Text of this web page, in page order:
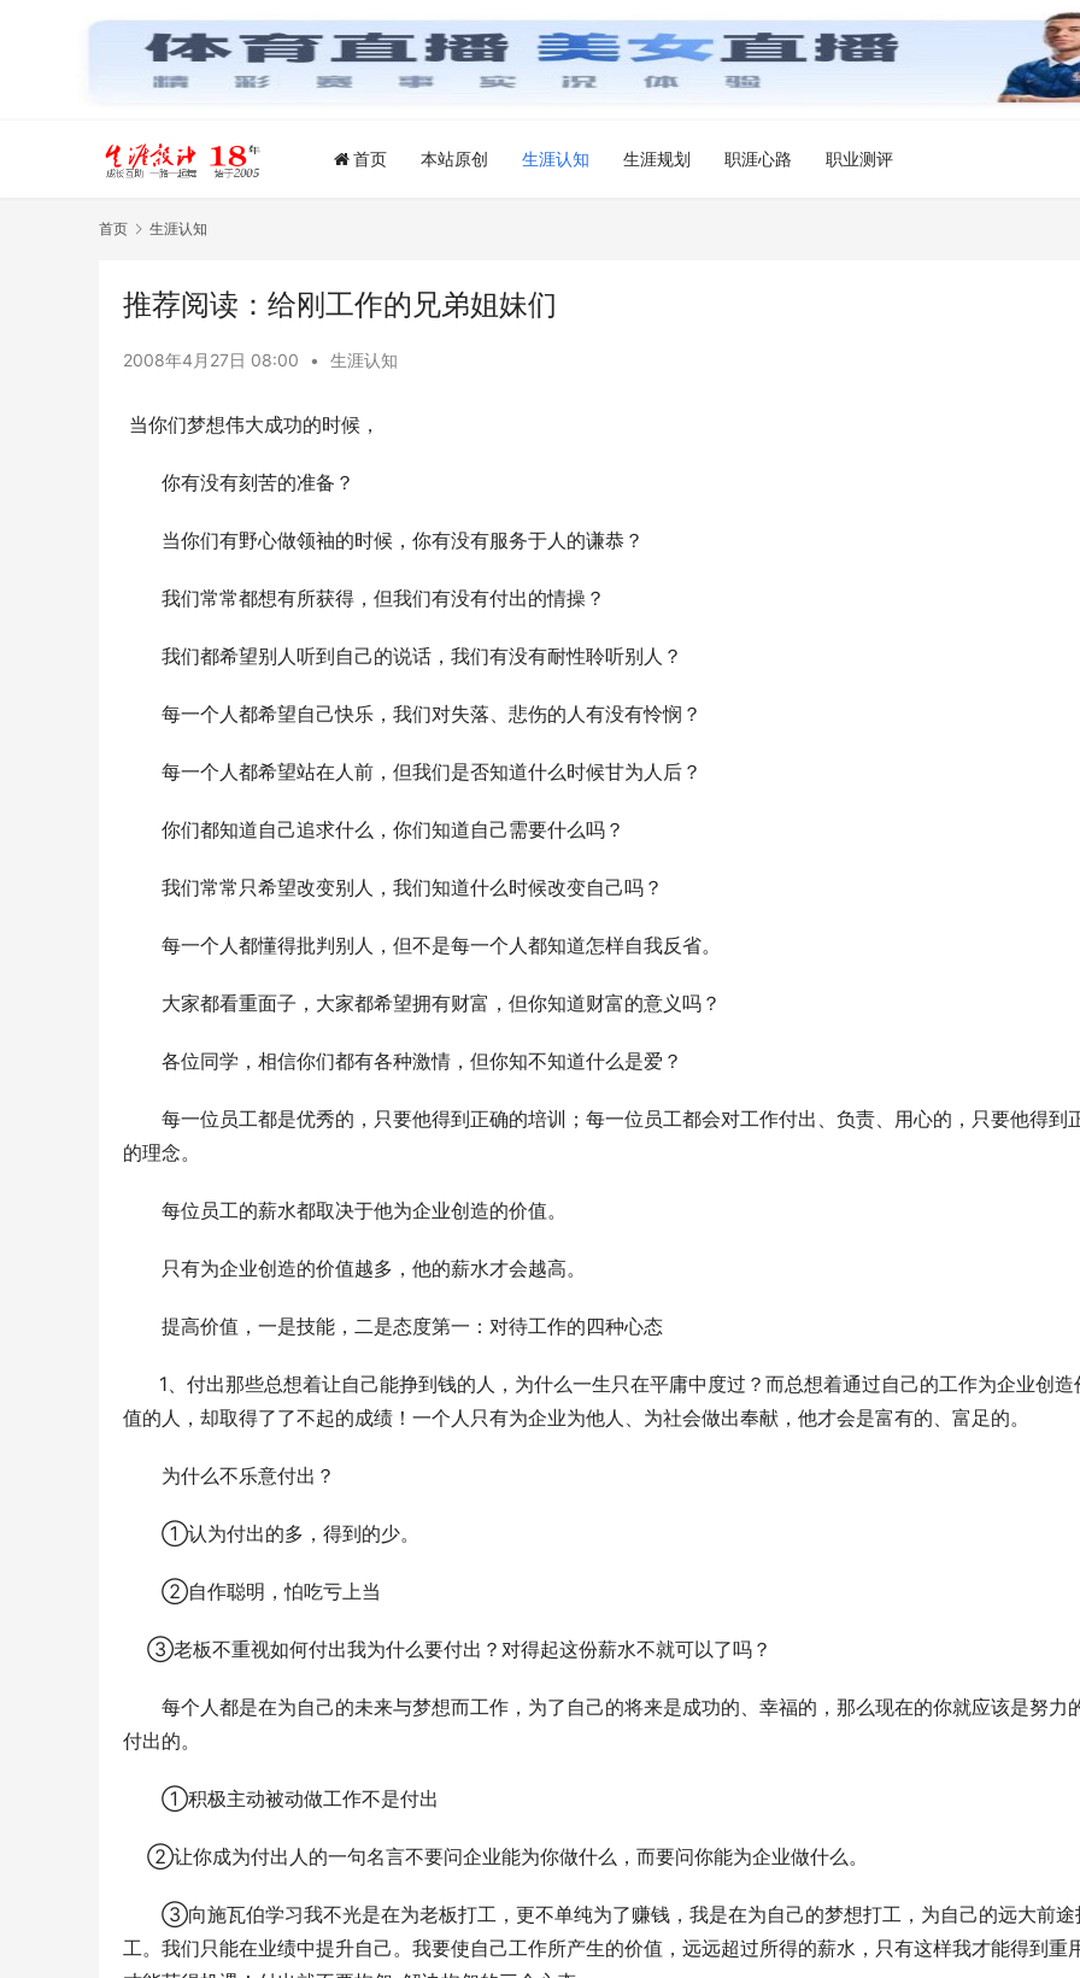
首页 本站原创 生涯认知 生涯规划 职涯心路 职业测评
首页 生涯认知
推荐阅读：给刚工作的兄弟姐妹们
2008年4月27日 08:00 • 生涯认知
当你们梦想伟大成功的时候，
你有没有刻苦的准备？
当你们有野心做领袖的时候，你有没有服务于人的谦恭？
我们常常都想有所获得，但我们有没有付出的情操？
我们都希望别人听到自己的说话，我们有没有耐性聆听别人？
每一个人都希望自己快乐，我们对失落、悲伤的人有没有怜悯？
每一个人都希望站在人前，但我们是否知道什么时候甘为人后？
你们都知道自己追求什么，你们知道自己需要什么吗？
我们常常只希望改变别人，我们知道什么时候改变自己吗？
每一个人都懂得批判别人，但不是每一个人都知道怎样自我反省。
大家都看重面子，大家都希望拥有财富，但你知道财富的意义吗？
各位同学，相信你们都有各种激情，但你知不知道什么是爱？
每一位员工都是优秀的，只要他得到正确的培训；每一位员工都会对工作付出、负责、用心的，只要他得到
的理念。
每位员工的薪水都取决于他为企业创造的价值。
只有为企业创造的价值越多，他的薪水才会越高。
提高价值，一是技能，二是态度第一：对待工作的四种心态
1、付出那些总想着让自己能挣到钱的人，为什么一生只在平庸中度过？而总想着通过自己的工作为企业创造
值的人，却取得了了不起的成绩！一个人只有为企业为他人、为社会做出奉献，他才会是富有的、富足的。
为什么不乐意付出？
①认为付出的多，得到的少。
②自作聪明，怕吃亏上当
③老板不重视如何付出我为什么要付出？对得起这份薪水不就可以了吗？
每个人都是在为自己的未来与梦想而工作，为了自己的将来是成功的、幸福的，那么现在的你就应该是努力
付出的。
①积极主动被动做工作不是付出
②让你成为付出人的一句名言不要问企业能为你做什么，而要问你能为企业做什么。
③向施瓦伯学习我不光是在为老板打工，更不单纯为了赚钱，我是在为自己的梦想打工，为自己的远大前途
工。我们只能在业绩中提升自己。我要使自己工作所产生的价值，远远超过所得的薪水，只有这样我才能得到重